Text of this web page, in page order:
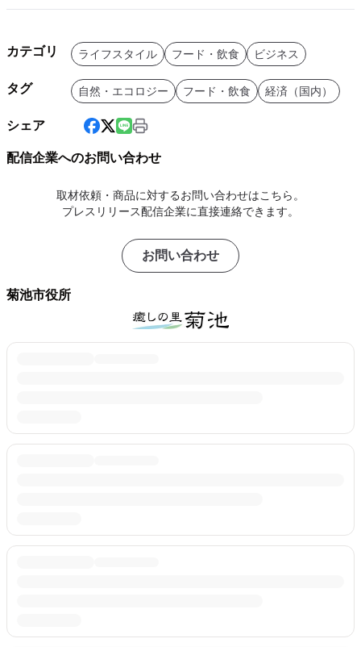
カテゴリ ライフスタイル フード・飲食 ビジネス
タグ 自然・エコロジー フード・飲食 経済（国内）
シェア
配信企業へのお問い合わせ
取材依頼・商品に対するお問い合わせはこちら。
プレスリリース配信企業に直接連絡できます。
お問い合わせ
菊池市役所